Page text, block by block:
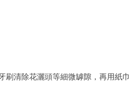
刷清除花灑頭等細微罅隙，再用紙巾